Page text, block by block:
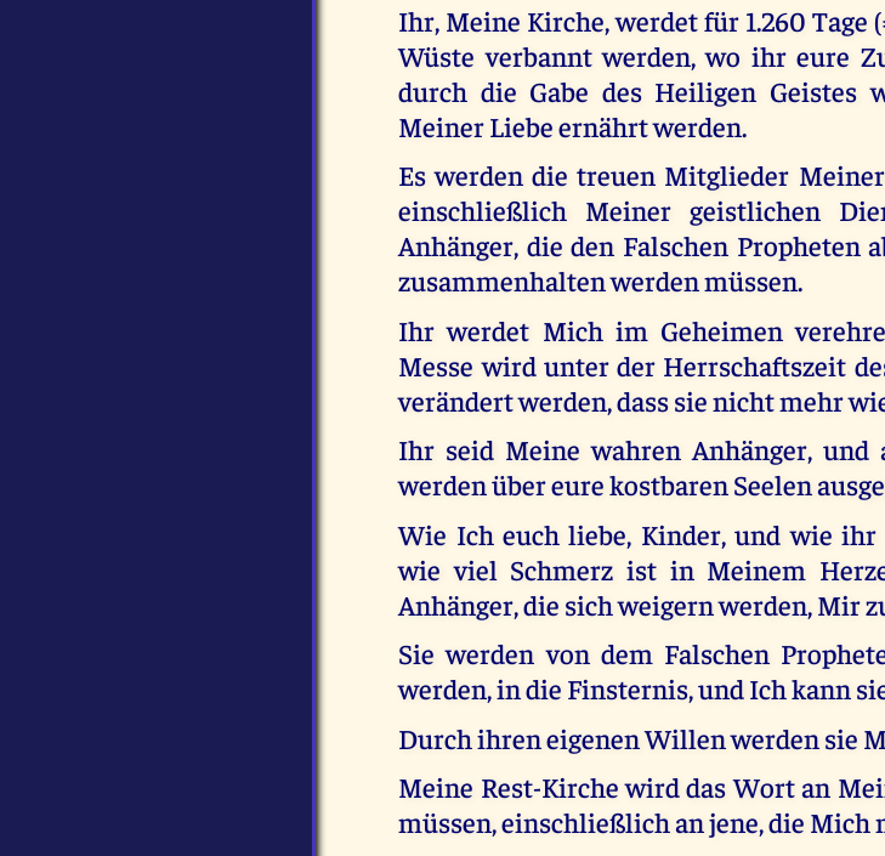
Ihr, Meine Kirche, werdet für 1.260 Tage
Wüste verbannt werden, wo ihr eure
durch die Gabe des Heiligen
Meiner Liebe ernährt werden.
Es werden die treuen Mitglieder
einschließlich Meiner geistlichen
Anhänger, die den Falschen
zusammenhalten werden müssen.
Ihr werdet Mich im Geheimen
Messe wird unter der Herrschaftszeit
verändert werden, dass sie nicht mehr
Ihr seid Meine wahren Anhänger,
werden über eure kostbaren Seelen
Wie Ich euch liebe, Kinder, und wie
wie viel Schmerz ist in Meinem
Anhänger, die sich weigern werden, Mir
Sie werden von dem Falschen
werden, in die Finsternis, und Ich kann
Durch ihren eigenen Willen werden sie
Meine Rest-Kirche wird das Wort an
müssen, einschließlich an jene, die Mich